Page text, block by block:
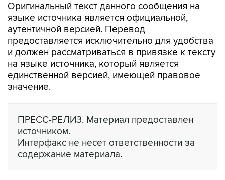
Оригинальный текст данного сообщения на
языке источника является официальной,
аутентичной версией. Перевод
предоставляется исключительно для удобства
и должен рассматриваться в привязке к тексту
на языке источника, который является
единственной версией, имеющей правовое
значение.
ПРЕСС-РЕЛИЗ. Материал предоставлен
источником.
Интерфакс не несет ответственности за
содержание материала.